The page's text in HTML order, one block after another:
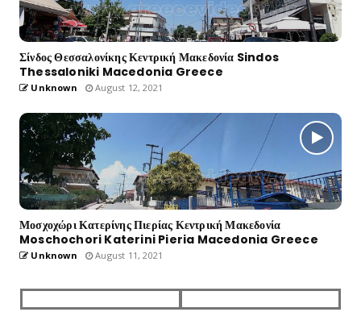
Σίνδος Θεσσαλονίκης Κεντρική Μακεδονία Sindos
Thessaloniki Macedonia Greece
Unknown August 12, 2021
Μοσχοχώρι Κατερίνης Πιερίας Κεντρική Μακεδονία
Moschochori Katerini Pieria Macedonia Greece
Unknown August 11, 2021